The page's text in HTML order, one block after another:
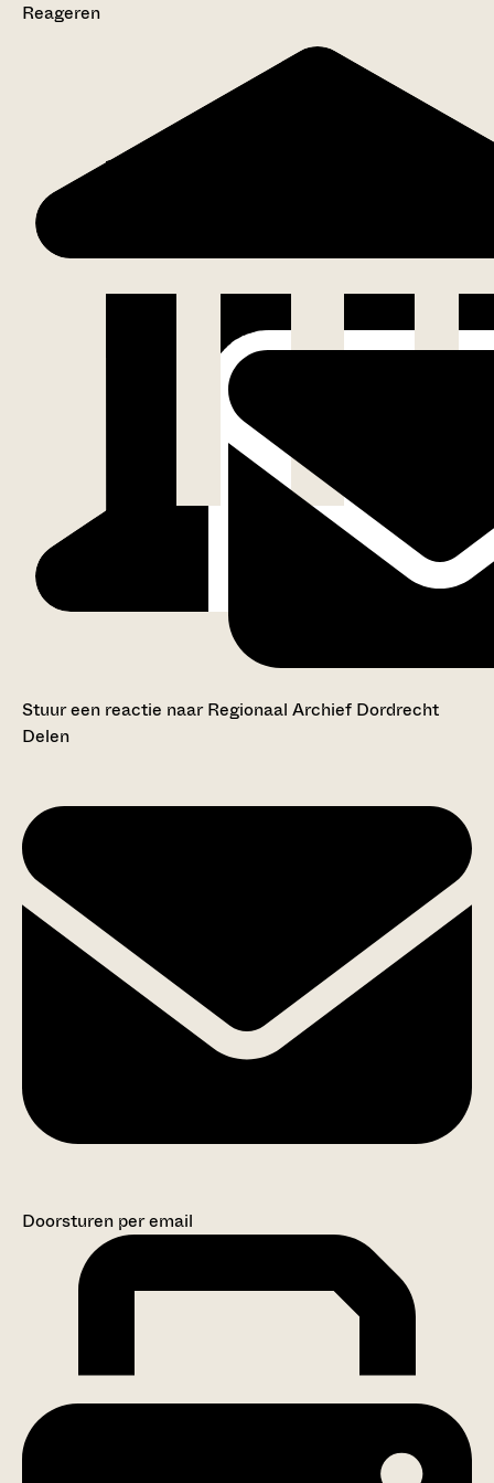
Reageren
Stuur een reactie naar Regionaal Archief Dordrecht
Delen
Doorsturen per email